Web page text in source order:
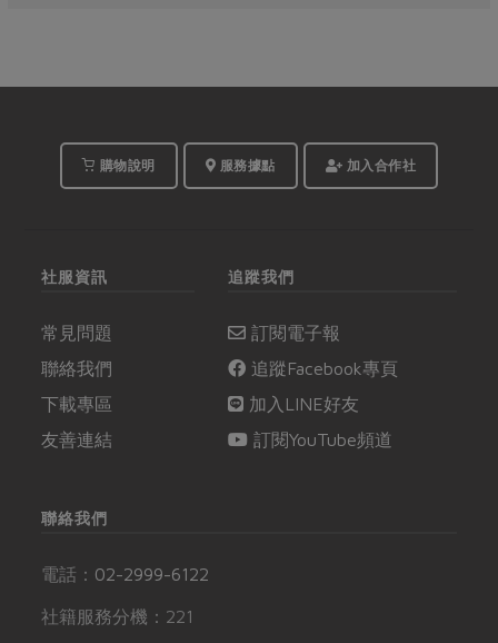
購物說明 服務據點 加入合作社
社服資訊
常見問題
聯絡我們
下載專區
友善連結
追蹤我們
訂閱電子報
追蹤Facebook專頁
加入LINE好友
訂閱YouTube頻道
聯絡我們
電話： 02-2999-6122
社籍服務分機：221